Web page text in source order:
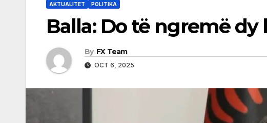
AKTUALITET POLITIKA
Balla: Do të ngremë
By FX Team
OCT 6, 2025